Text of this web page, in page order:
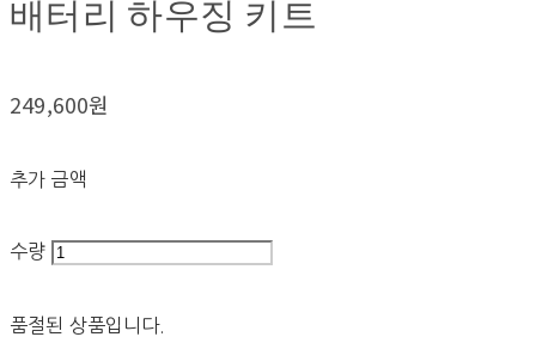
배터리 하우징 키트
249,600원
추가 금액
수량
품절된 상품입니다.